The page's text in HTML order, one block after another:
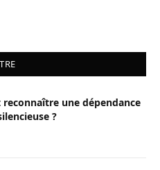
une dépendance
?